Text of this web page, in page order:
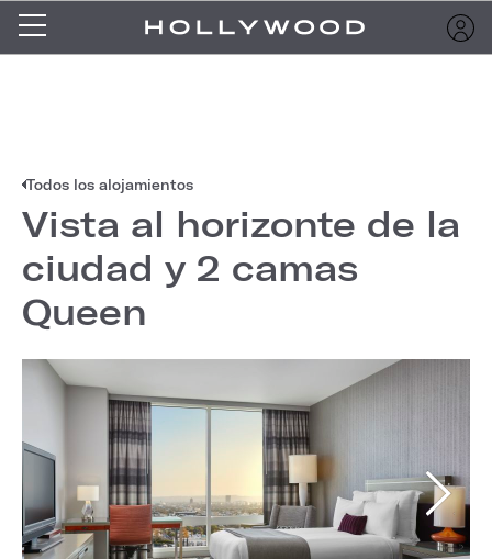
Todos los alojamientos
Vista al horizonte de la
ciudad y 2 camas
Queen